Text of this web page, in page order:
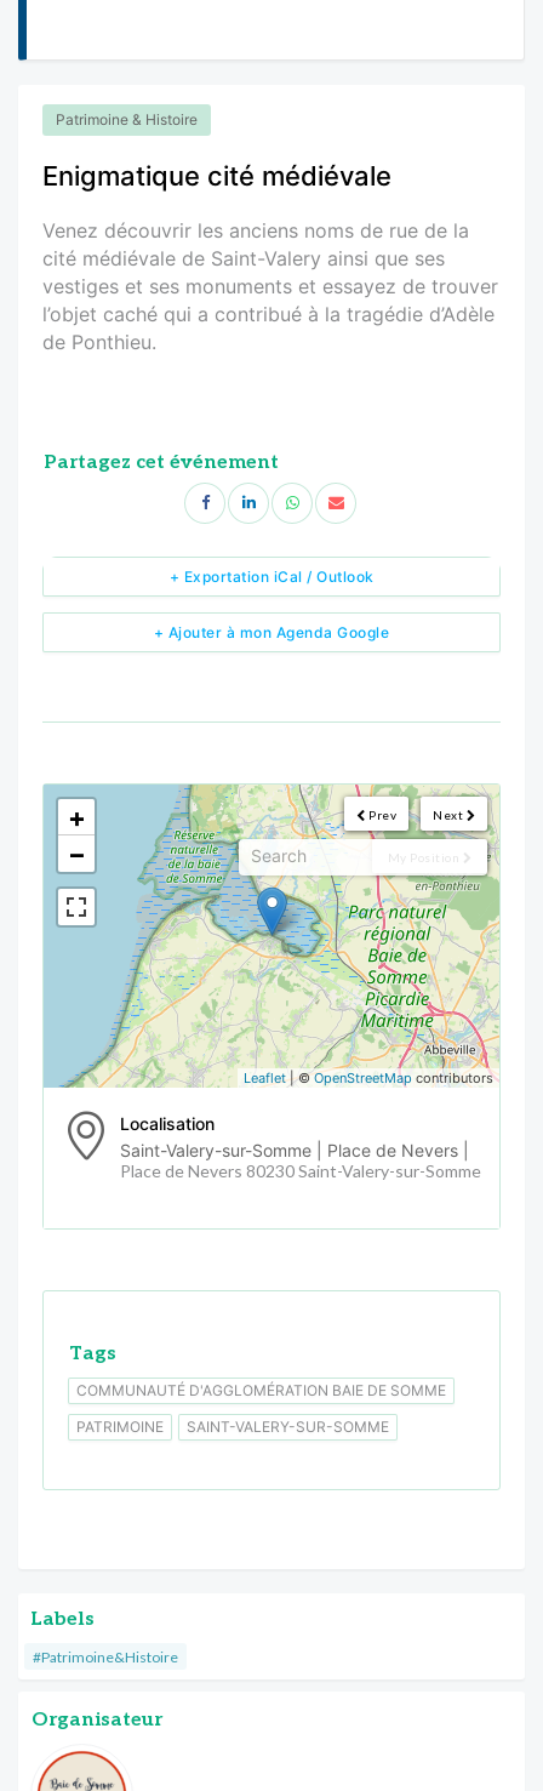
Patrimoine & Histoire
Enigmatique cité médiévale
Venez découvrir les anciens noms de rue de la
cité médiévale de Saint-Valery ainsi que ses
vestiges et ses monuments et essayez de trouver
l’objet caché qui a contribué à la tragédie d’Adèle
de Ponthieu.
Partagez cet événement
+ Ajouter à mon Agenda Google
+ Exportation iCal / Outlook
Next
Prev
My Position
<!---->
+
−
Leaflet| ©OpenStreetMap contributors
Localisation
Saint-Valery-sur-Somme | Place de Nevers |
Place de Nevers 80230 Saint-Valery-sur-Somme
Tags
COMMUNAUTÉ D'AGGLOMÉRATION BAIE DE SOMME
PATRIMOINE
SAINT-VALERY-SUR-SOMME
Labels
#Patrimoine&Histoire
Organisateur